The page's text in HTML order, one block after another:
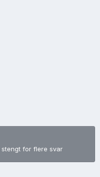
stengt for flere svar